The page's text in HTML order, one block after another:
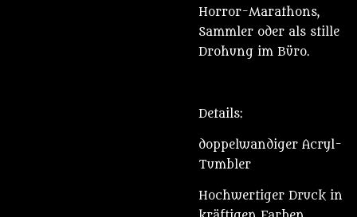
Horror-Marathons,
Sammler oder als stille
Drohung im Büro.
Details:
doppelwandiger Acryl-
Tumbler
Hochwertiger Druck in